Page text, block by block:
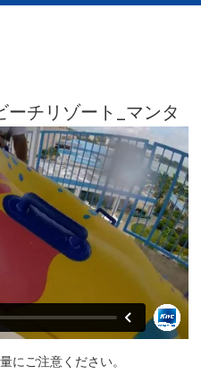
ーチリゾート_マンタ
にご注意ください。